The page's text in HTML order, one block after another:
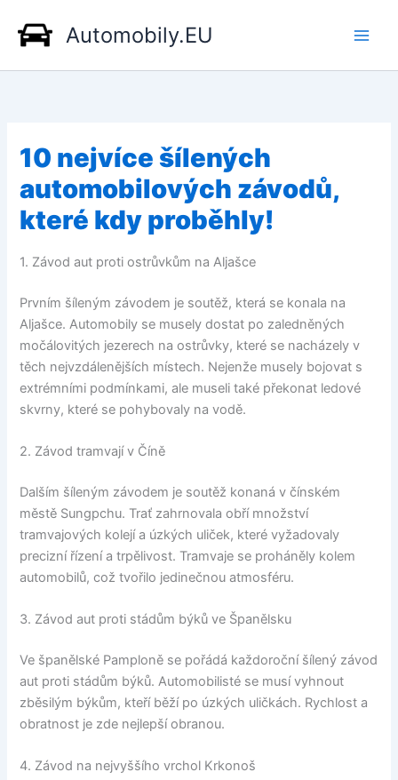
obsah
Automobily.EU
10 nejvíce šílených
automobilových závodů,
které kdy proběhly!
1. Závod aut proti ostrůvkům na Aljašce
Prvním šíleným závodem je soutěž, která se konala na
Aljašce. Automobily se musely dostat po zaledněných
močálovitých jezerech na ostrůvky, které se nacházely v
těch nejvzdálenějších místech. Nejenže musely bojovat s
extrémními podmínkami, ale museli také překonat ledové
skvrny, které se pohybovaly na vodě.
2. Závod tramvají v Číně
Dalším šíleným závodem je soutěž konaná v čínském
městě Sungpchu. Trať zahrnovala obří množství
tramvajových kolejí a úzkých uliček, které vyžadovaly
precizní řízení a trpělivost. Tramvaje se proháněly kolem
automobilů, což tvořilo jedinečnou atmosféru.
3. Závod aut proti stádům býků ve Španělsku
Ve španělské Pamploně se pořádá každoroční šílený závod
aut proti stádům býků. Automobilisté se musí vyhnout
zběsilým býkům, kteří běží po úzkých uličkách. Rychlost a
obratnost je zde nejlepší obranou.
4. Závod na nejvyššího vrchol Krkonoš